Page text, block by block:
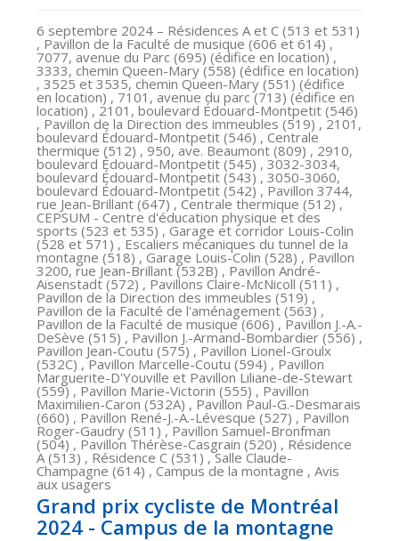
6 septembre 2024 – Résidences A et C (513 et 531)
, Pavillon de la Faculté de musique (606 et 614) ,
7077, avenue du Parc (695) (édifice en location) ,
3333, chemin Queen-Mary (558) (édifice en location)
, 3525 et 3535, chemin Queen-Mary (551) (édifice
en location) , 7101, avenue du parc (713) (édifice en
location) , 2101, boulevard Édouard-Montpetit (546)
, Pavillon de la Direction des immeubles (519) , 2101,
boulevard Édouard-Montpetit (546) , Centrale
thermique (512) , 950, ave. Beaumont (809) , 2910,
boulevard Édouard-Montpetit (545) , 3032-3034,
boulevard Édouard-Montpetit (543) , 3050-3060,
boulevard Édouard-Montpetit (542) , Pavillon 3744,
rue Jean-Brillant (647) , Centrale thermique (512) ,
CEPSUM - Centre d'éducation physique et des
sports (523 et 535) , Garage et corridor Louis-Colin
(528 et 571) , Escaliers mécaniques du tunnel de la
montagne (518) , Garage Louis-Colin (528) , Pavillon
3200, rue Jean-Brillant (532B) , Pavillon André-
Aisenstadt (572) , Pavillons Claire-McNicoll (511) ,
Pavillon de la Direction des immeubles (519) ,
Pavillon de la Faculté de l'aménagement (563) ,
Pavillon de la Faculté de musique (606) , Pavillon J.-A.-
DeSève (515) , Pavillon J.-Armand-Bombardier (556) ,
Pavillon Jean-Coutu (575) , Pavillon Lionel-Groulx
(532C) , Pavillon Marcelle-Coutu (594) , Pavillon
Marguerite-D'Youville et Pavillon Liliane-de-Stewart
(559) , Pavillon Marie-Victorin (555) , Pavillon
Maximilien-Caron (532A) , Pavillon Paul-G.-Desmarais
(660) , Pavillon René-J.-A.-Lévesque (527) , Pavillon
Roger-Gaudry (511) , Pavillon Samuel-Bronfman
(504) , Pavillon Thérèse-Casgrain (520) , Résidence
A (513) , Résidence C (531) , Salle Claude-
Champagne (614) , Campus de la montagne , Avis
aux usagers
Grand prix cycliste de Montréal
2024 - Campus de la montagne